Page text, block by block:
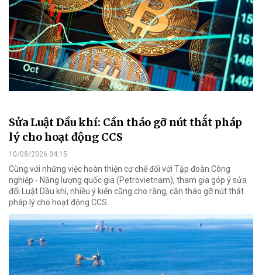
Sửa Luật Dầu khí: Cần tháo gỡ nút thắt pháp
lý cho hoạt động CCS
10/08/2026 04:15
Cùng với những việc hoàn thiện cơ chế đối với Tập đoàn Công
nghiệp - Năng lượng quốc gia (Petrovietnam), tham gia góp ý sửa
đổi Luật Dầu khí, nhiều ý kiến cũng cho rằng, cần tháo gỡ nút thắt
pháp lý cho hoạt động CCS.